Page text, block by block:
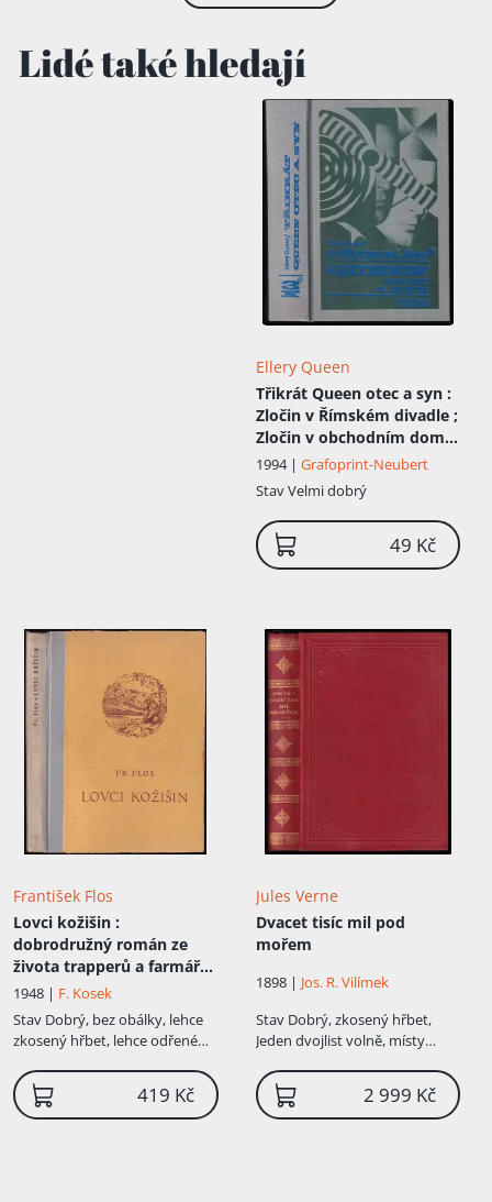
Lidé také hledají
Ellery Queen
Třikrát Queen otec a syn :
Zločin v Římském divadle ;
Zločin v obchodním domě
; Zločin v Holandské
nemocnici
1994 | Grafoprint-Neubert
StavVelmi dobrý
49 Kč
František Flos
Lovci kožišin :
dobrodružný román ze
života trapperů a farmářů
v Kanadě
1948 | F. Kosek
Stav Dobrý, bez obálky, lehce
zkosený hřbet, lehce odřené
419 Kč
Jules Verne
Dvacet tisíc mil pod
mořem
1898 | Jos. R. Vilímek
Stav Dobrý, zkosený hřbet,
Jeden dvojlist volně, místy
zachovalý stav, původní vazba
"stužka", ale my máme ve
vkusné imitaci lipské vazby
2 999 Kč